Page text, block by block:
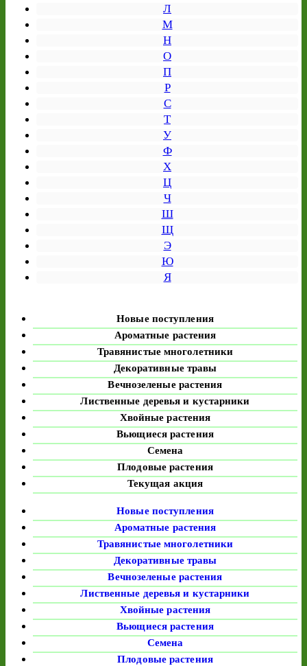
Л
М
Н
О
П
Р
С
Т
У
Ф
Х
Ц
Ч
Ш
Щ
Э
Ю
Я
Новые поступления
Ароматные растения
Травянистые многолетники
Декоративные травы
Вечнозеленые растения
Лиственные деревья и кустарники
Хвойные растения
Вьющиеся растения
Семена
Плодовые растения
Текущая акция
Новые поступления
Ароматные растения
Травянистые многолетники
Декоративные травы
Вечнозеленые растения
Лиственные деревья и кустарники
Хвойные растения
Вьющиеся растения
Семена
Плодовые растения